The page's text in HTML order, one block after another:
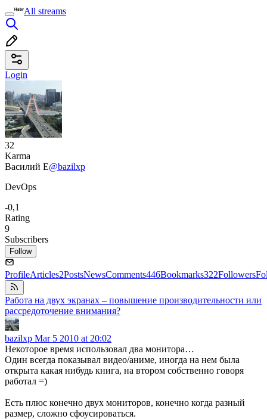
All streams
Login
32
Karma
Василий Е@bazilxp
DevOps
-0,1
Rating
9
Subscribers
Follow
ProfileArticles2PostsNewsComments446Bookmarks322Followers
Работа на двух экранах – повышение производительности или
рассредоточение внимания?
bazilxp Mar 5 2010 at 20:02
Некоторое время использовал два монитора…
Один всегда показывал видео/аниме, иногда на нем была
открыта какая нибудь книга, на втором собственно говоря
работал =)
Есть плюс конечно двух мониторов, конечно когда разный
размер, сложно сфоусироваться.